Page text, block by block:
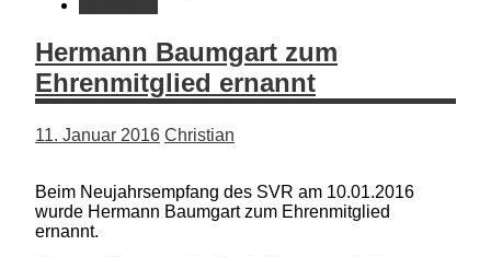
Hermann Baumgart zum
Ehrenmitglied ernannt
11. Januar 2016 Christian
Beim Neujahrsempfang des SVR am 10.01.2016
wurde Hermann Baumgart zum Ehrenmitglied
ernannt.